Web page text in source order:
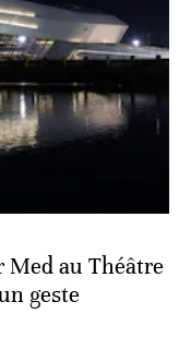
Med au Théâtre
geste